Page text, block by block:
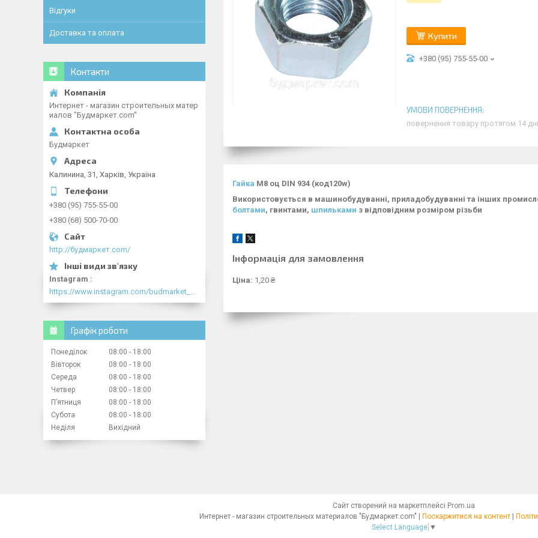
Купити
+380 (95) 755-55-00
повернення товару протягом 14
Гайка М8 оц DIN 934 (код120w)
Використовується в машинобудуванні, приладобудуванні та інших
болтами, гвинтами, шпильками з відповідним розміром різьби
Інформація для замовлення
Ціна: 1,20 ₴
Відгуки
Доставка та оплата
Контакти
Интернет - магазин строительных матер
иалов "Будмаркет.com"
Будмаркет
Калинина, 31, Харків, Україна
+380 (95) 755-55-00
+380 (68) 500-70-00
http://будмаркет.com/
Instagram
Графік роботи
Понеділок 08:00
18:00
Вівторок
08:00
18:00
Середа
08:00
18:00
Четвер
08:00
18:00
Пʼятниця
08:00
18:00
Субота
08:00
18:00
Неділя
Вихідний
Сайт створений на маркетплейсі Prom.ua
Интернет - магазин строительных материалов "Будмаркет.com" | Поскаржитися на контент |
Select Language ▼